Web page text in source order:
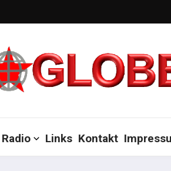
Links Kontakt